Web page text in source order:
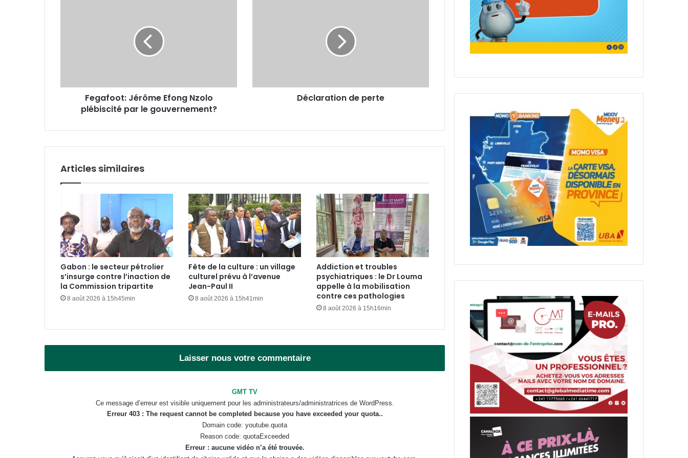
AAN-GA : sécurisation et
Prix de l’essence : Gabon, 2e pays
Ndambo d’Or 2026 : Caleb Nzamba
sacré meilleur joueur du National
Foot 1 !
Affaire Wilfried Okoumba :
l’activiste en prison suite à la
plainte de Pierre Duro !
SEEG : l’interconnexion électrique
avec la Guinée Équatoriale avance
dans le Woleu-Ntem
l’instance aux fins de preuves pour
les médias ?
gabonisation ?
Fegafoot: Jérôme Efong Nzolo
plébiscité par le gouvernement?
Déclaration de perte
Articles similaires
Gabon : le secteur pétrolier
s’insurge contre l’inaction de
la Commission tripartite
8 août 2026 à 15h45min
Fête de la culture : un village
culturel prévu à l’avenue
Jean-Paul II
8 août 2026 à 15h41min
Addiction et troubles
psychiatriques : le Dr Louma
appelle à la mobilisation
contre ces pathologies
8 août 2026 à 15h16min
Laisser nous votre commentaire
GMT TV
Ce message d’erreur est visible uniquement pour les administrateurs/administratrices de WordPress.
Erreur 403 : The request cannot be completed because you have exceeded your quota..
Domain code: youtube.quota
Reason code: quotaExceeded
Erreur : aucune vidéo n’a été trouvée.